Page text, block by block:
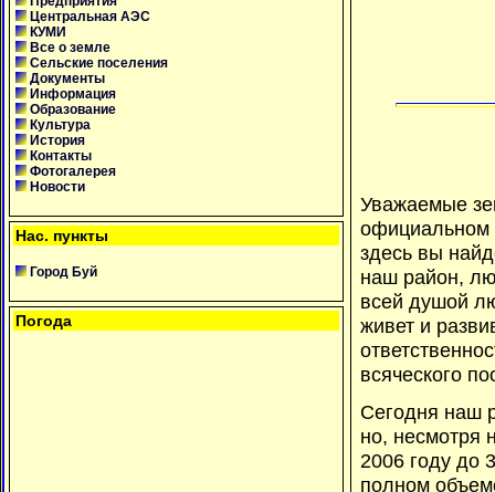
Центральная АЭС
КУМИ
Все о земле
Сельские поселения
Документы
Информация
Образование
Культура
История
Контакты
Фотогалерея
Новости
Нас. пункты
Город Буй
Погода
Уважаемые
официальном
здесь вы
наш район,
всей душой
живет и
всяческого
Сегодня наш
но, несмотря
2006 году до
полном